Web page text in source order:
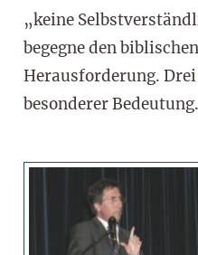
„keine
begegne den
Herausforderung.
besonderer Bedeutung.